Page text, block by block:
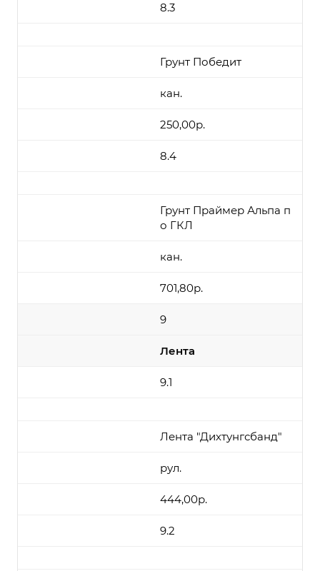
8.3
Грунт Победит
кан.
250,00р.
8.4
Грунт Праймер Альпа п
о ГКЛ
кан.
701,80р.
9
Лента
9.1
Лента "Дихтунгсбанд"
рул.
444,00р.
9.2